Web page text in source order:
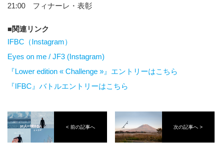
21:00 フィナーレ・表彰
関連リンク
IFBC（Instagram）
Eyes on me / JF3 (Instagram)
『Lower edition « Challenge »』エントリーはこちら
『IFBC』バトルエントリーはこちら
< 前の記事へ 次の記事へ >